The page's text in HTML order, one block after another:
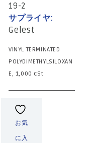
19-2
サプライヤ:
Gelest
VINYL TERMINATED
POLYDIMETHYLSILOXAN
E, 1,000 cSt
お気
に入